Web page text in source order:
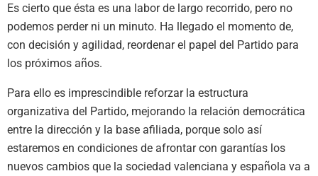
Es cierto que ésta es una labor de largo recorrido, pero no
podemos perder ni un minuto. Ha llegado el momento de,
con decisión y agilidad, reordenar el papel del Partido para
los próximos años.
Para ello es imprescindible reforzar la estructura
organizativa del Partido, mejorando la relación democrática
entre la dirección y la base afiliada, porque solo así
estaremos en condiciones de afrontar con garantías los
nuevos cambios que la sociedad valenciana y española va a